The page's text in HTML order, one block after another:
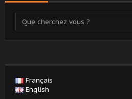
Français
English